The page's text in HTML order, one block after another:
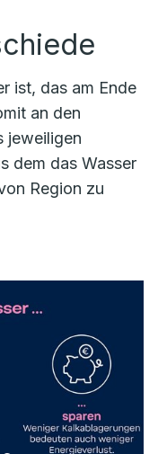
ist, das am Ende
an den
jeweiligen
dem das Wasser
Region zu